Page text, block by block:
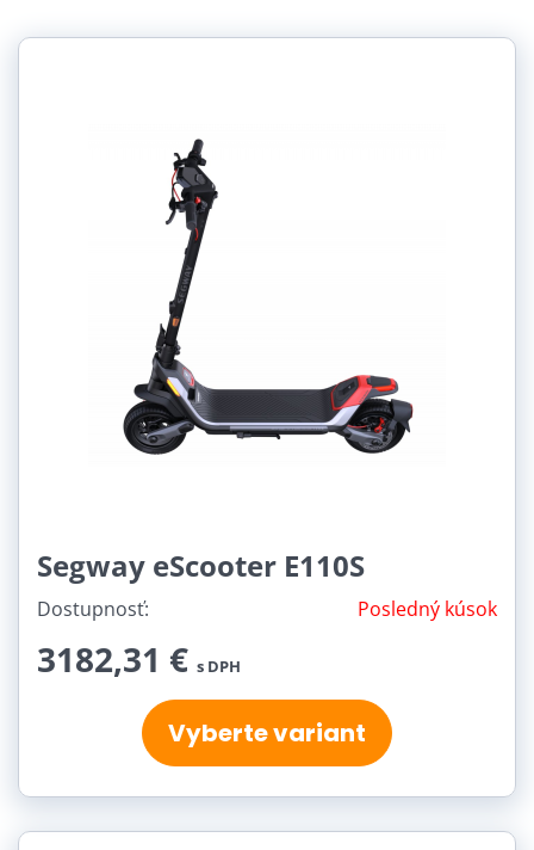
Segway eScooter E110S
Dostupnosť: Posledný kúsok
3182,31 € s DPH
Vyberte variant